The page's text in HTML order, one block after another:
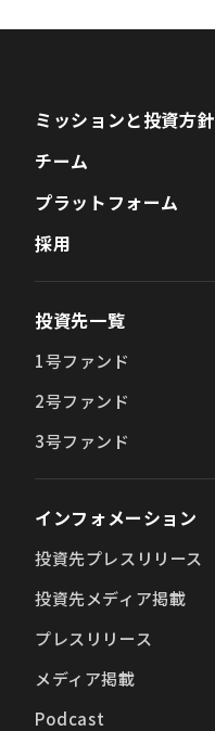
ミッションと投資方針
チーム
プラットフォーム
採用
投資先一覧
1号ファンド
2号ファンド
3号ファンド
インフォメーション
投資先プレスリリース
投資先メディア掲載
プレスリリース
メディア掲載
Podcast